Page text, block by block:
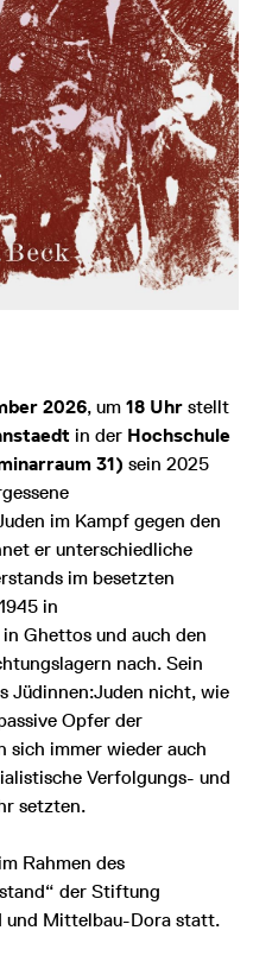
2026, um 18 Uhr stellt
in der Hochschule
31) sein 2025
im Kampf gegen den
er unterschiedliche
im besetzten
in
Ghettos und auch den
nach. Sein
Jüdinnen:Juden nicht, wie
Opfer der
sich immer wieder auch
Verfolgungs- und
setzten.
Rahmen des
der Stiftung
und Mittelbau-Dora statt.